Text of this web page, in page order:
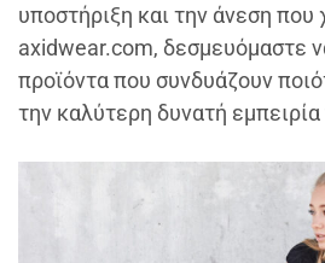
υποστήριξη και την άνεση που
axidwear.com, δεσμευόμαστε
προϊόντα που συνδυάζουν
την καλύτερη δυνατή